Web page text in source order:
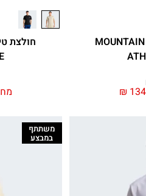
חולצת טי קצרה גברים MOUNTAIN
₪
משתתף
במבצע